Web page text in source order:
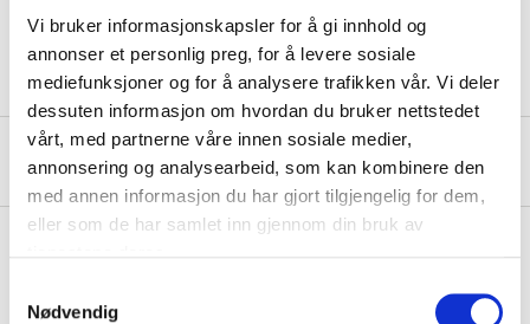
Vi bruker informasjonskapsler for å gi innhold og
annonser et personlig preg, for å levere sosiale
mediefunksjoner og for å analysere trafikken vår. Vi deler
dessuten informasjon om hvordan du bruker nettstedet
vårt, med partnerne våre innen sosiale medier,
annonsering og analysearbeid, som kan kombinere den
med annen informasjon du har gjort tilgjengelig for dem,
eller som de har samlet inn gjennom din bruk av
Nødvendig
Saw depth
47 mm
About the manufacturer